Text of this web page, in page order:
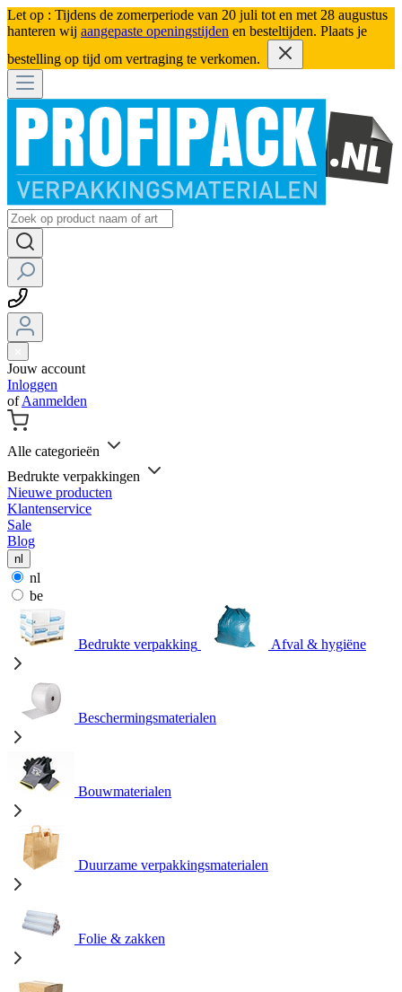
Let op : Tijdens de zomerperiode van 20 juli tot en met 28 augustus
hanteren wij aangepaste openingstijden en besteltijden. Plaats je
bestelling op tijd om vertraging te verkomen.
Jouw account
Inloggen
ofAanmelden
Alle categorieën
Bedrukte verpakkingen
Nieuwe producten
Klantenservice
Sale
Blog
nl
nl
be
Bedrukte verpakking Afval & hygiëne
Beschermingsmaterialen
Bouwmaterialen
Duurzame verpakkingsmaterialen
Folie & zakken